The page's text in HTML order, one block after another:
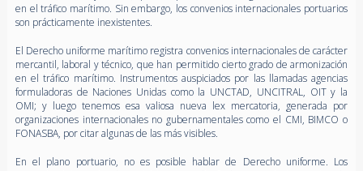
en el tráfico marítimo. Sin embargo, los convenios internacionales portuarios
son prácticamente inexistentes.
El Derecho uniforme marítimo registra convenios internacionales de carácter
mercantil, laboral y técnico, que han permitido cierto grado de armonización
en el tráfico marítimo. Instrumentos auspiciados por las llamadas agencias
formuladoras de Naciones Unidas como la UNCTAD, UNCITRAL, OIT y la
OMI; y luego tenemos esa valiosa nueva lex mercatoria, generada por
organizaciones internacionales no gubernamentales como el CMI, BIMCO o
FONASBA, por citar algunas de las más visibles.
En el plano portuario, no es posible hablar de Derecho uniforme. Los